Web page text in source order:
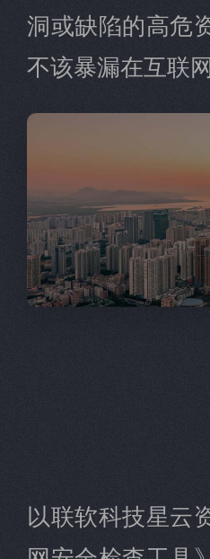
洞或缺陷的高危
不该暴漏在互联
以联软科技星云